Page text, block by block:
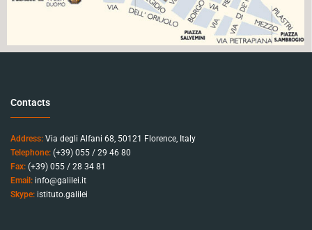
Contacts
Address: Via degli Alfani 68, 50121 Florence, Italy
Telephone: (+39) 055 / 29 46 80
Fax: (+39) 055 / 28 34 81
Email: info@galilei.it
Skype: istituto.galilei